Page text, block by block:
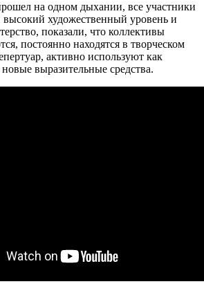
на одном дыхании, все участники
художественный уровень и
показали, что коллективы
постоянно находятся в творческом
активно используют как
выразительные средства.